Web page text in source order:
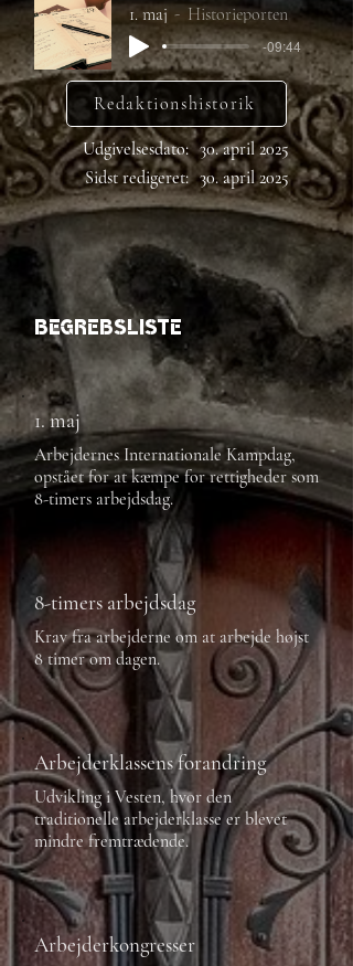
1. maj Historieporten
-09:44
Redaktionshistorik
Udgivelsesdato: 30. april 2025
Sidst redigeret: 30. april 2025
Begrebsliste
1. maj
Arbejdernes Internationale Kampdag,
opstået for at kæmpe for rettigheder som
8-timers arbejdsdag.
8-timers arbejdsdag
Krav fra arbejderne om at arbejde højst
8 timer om dagen.
Arbejderklassens forandring
Udvikling i Vesten, hvor den
traditionelle arbejderklasse er blevet
mindre fremtrædende.
Arbejderkongresser